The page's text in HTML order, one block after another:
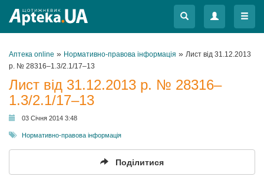
Меню
Меню
Аптека online » Нормативно-правова інформація » Лист від 31.12.2013
р. № 28316–1.3/2.1/17–13
Лист від 31.12.2013 р. № 28316–
1.3/2.1/17–13
03 Січня 2014 3:48
Нормативно-правова інформація
Поділитися